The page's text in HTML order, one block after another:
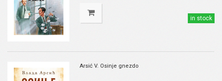
in stock
Arsić V. Osinje gnezdo